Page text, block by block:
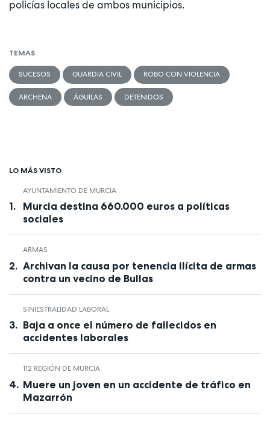
policías locales de ambos municipios.
TEMAS
SUCESOS GUARDIA CIVIL ROBO CON VIOLENCIA
ARCHENA ÁGUILAS DETENIDOS
LO MÁS VISTO
AYUNTAMIENTO DE MURCIA
Murcia destina 660.000 euros a políticas
sociales
ARMAS
Archivan la causa por tenencia ilícita de armas
contra un vecino de Bullas
SINIESTRALIDAD LABORAL
Baja a once el número de fallecidos en
accidentes laborales
112 REGIÓN DE MURCIA
Muere un joven en un accidente de tráfico en
Mazarrón